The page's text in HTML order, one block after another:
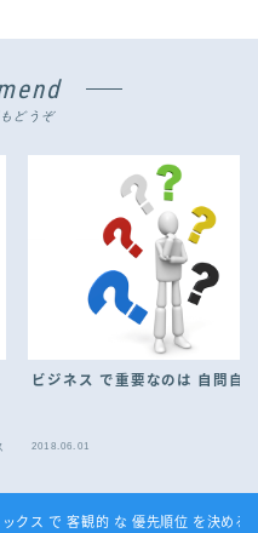
どうぞ
ビジネス で重要なのは 自問自
2018.06.01
クス で 客観的 な 優先順位 を決める